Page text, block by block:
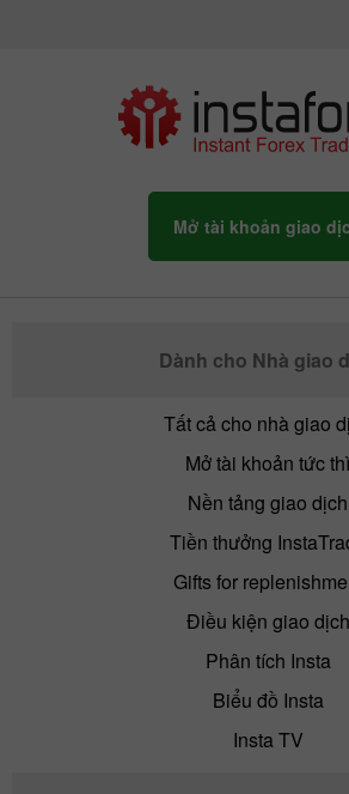
Mở tài khoản giao
Dành cho Nhà giao
Tất cả cho nhà giao
Mở tài khoản tức thì
Nền tảng giao dịch
Tiền thưởng
Gifts for
Điều kiện giao dịch
Phân tích Insta
Biểu đồ Insta
Insta TV